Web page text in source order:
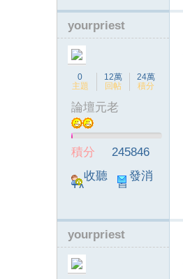
yourpriest
0
主題
12萬
回帖
24萬
積分
論壇元老
積分
245846
收聽
TA
發消
息
yourpriest